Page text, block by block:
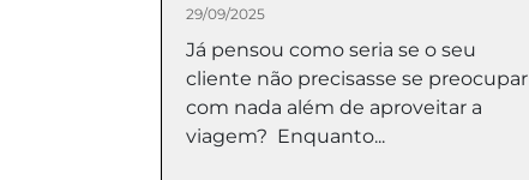
29/09/2025
Já pensou como seria se o seu
cliente não precisasse se preocupar
com nada além de aproveitar a
viagem? Enquanto...